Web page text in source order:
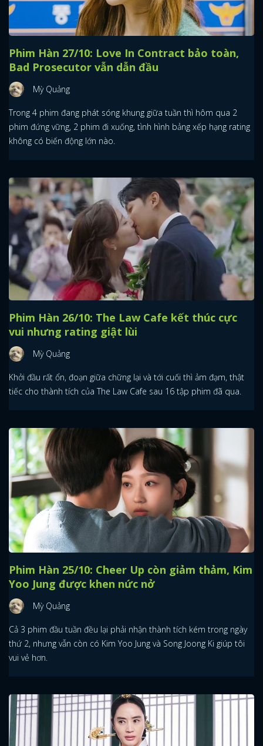
Phim Hàn 27/10: Love In Contract bảo toàn,
Bad Prosecutor vẫn dẫn đầu
Mỳ Quảng
Trong 4 phim đang phát sóng khung giữa tuần thì hôm qua 2
phim đứng vững, 2 phim đi xuống, tình hình bảng xếp hạng rating
không có biến động lớn nào.
Phim Hàn 26/10: The Law Cafe kết thúc cực
vui nhưng rating giật lùi
Mỳ Quảng
Khởi đầu rất ổn, đoạn giữa chững lại và tới cuối thì ảm đạm, thật
tiếc cho thành tích của The Law Cafe sau 16 tập phim đã qua.
Phim Hàn 25/10: Cheer Up còn giảm thảm, Kim
Yoo Jung được khen nức nở
Mỳ Quảng
Cả 3 phim đầu tuần đều lại phải nhận thành tích kém trong ngày
thứ 2, nhưng vẫn còn có Kim Yoo Jung và Song Joong Ki giúp tôi
vui vẻ hơn.